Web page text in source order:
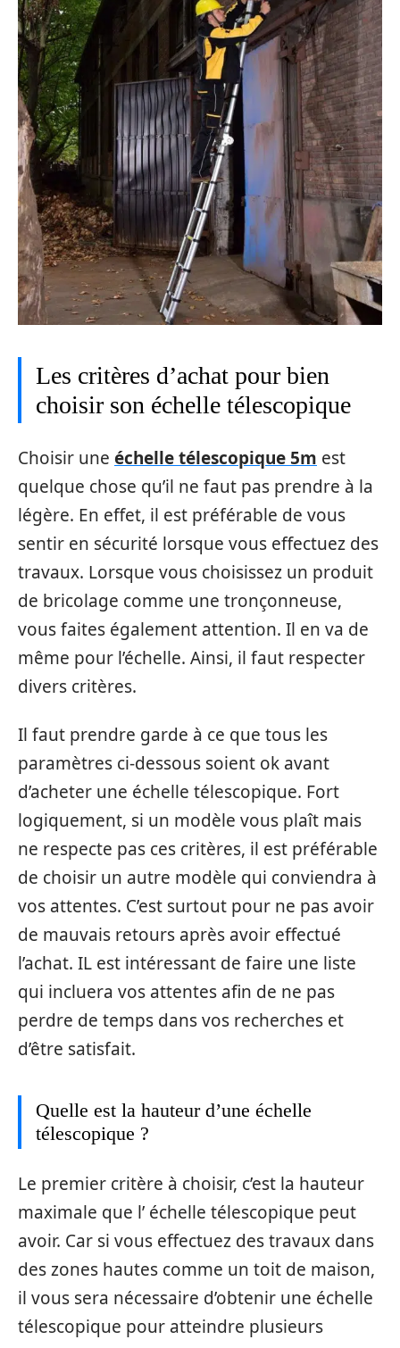
Les critères d’achat pour bien
choisir son échelle télescopique
Choisir une échelle télescopique 5m est
quelque chose qu’il ne faut pas prendre à la
légère. En effet, il est préférable de vous
sentir en sécurité lorsque vous effectuez des
travaux. Lorsque vous choisissez un produit
de bricolage comme une tronçonneuse,
vous faites également attention. Il en va de
même pour l’échelle. Ainsi, il faut respecter
divers critères.
Il faut prendre garde à ce que tous les
paramètres ci-dessous soient ok avant
d’acheter une échelle télescopique. Fort
logiquement, si un modèle vous plaît mais
ne respecte pas ces critères, il est préférable
de choisir un autre modèle qui conviendra à
vos attentes. C’est surtout pour ne pas avoir
de mauvais retours après avoir effectué
l’achat. IL est intéressant de faire une liste
qui incluera vos attentes afin de ne pas
perdre de temps dans vos recherches et
d’être satisfait.
Quelle est la hauteur d’une échelle
télescopique ?
Le premier critère à choisir, c’est la hauteur
maximale que l’ échelle télescopique peut
avoir. Car si vous effectuez des travaux dans
des zones hautes comme un toit de maison,
il vous sera nécessaire d’obtenir une échelle
télescopique pour atteindre plusieurs